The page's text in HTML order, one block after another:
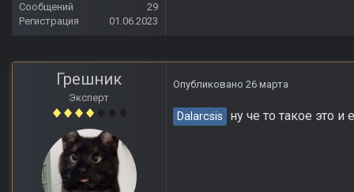
Сообщений
29
Регистрация
01.06.2023
Грешник
Эксперт
Опубликовано 26 марта
Dalarcsis ну че то такое это и